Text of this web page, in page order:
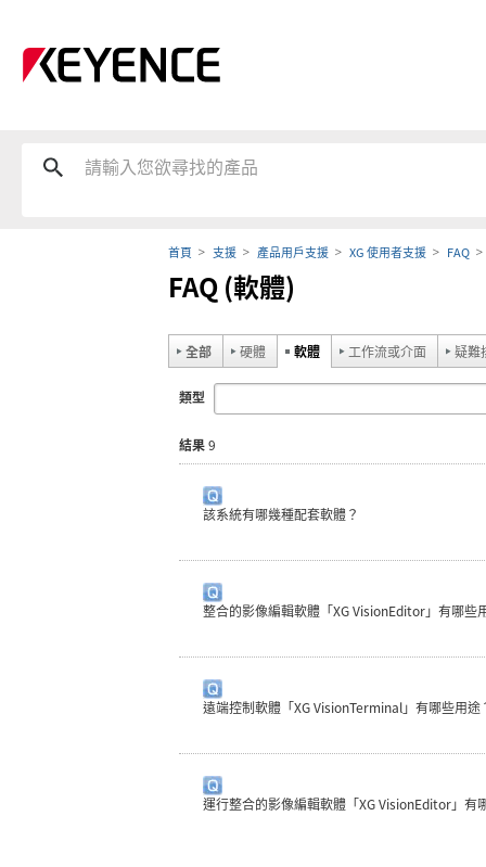
首頁 支援 產品用戶支援 XG 使用者支援 FAQ
FAQ (軟體)
全部 硬體 軟體 工作流或介面 疑難
類型
結果9
該系統有哪幾種配套軟體？
整合的影像編輯軟體「XG VisionEditor」有哪些
遠端控制軟體「XG VisionTerminal」有哪些用途
運行整合的影像編輯軟體「XG VisionEditor」有